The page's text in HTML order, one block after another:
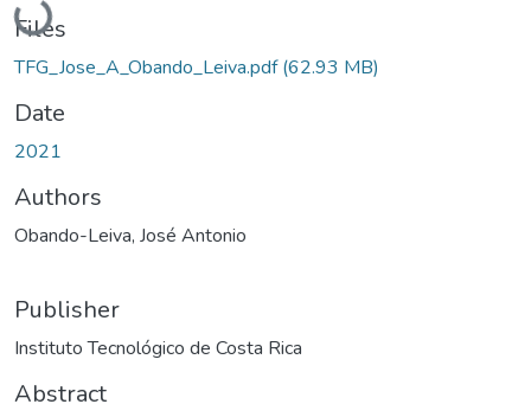
Files
TFG_Jose_A_Obando_Leiva.pdf(62.93 MB)
Date
2021
Authors
Obando-Leiva, José Antonio
Publisher
Instituto Tecnológico de Costa Rica
Abstract